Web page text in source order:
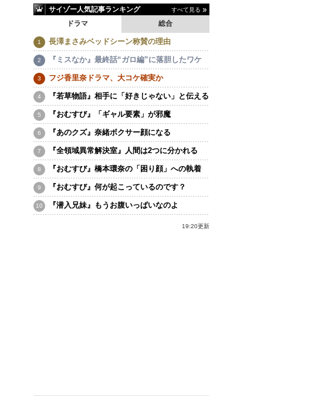
サイゾー人気記事ランキング すべて見る
ドラマ 総合
長澤まさみベッドシーン称賛の理由
『ミスなか』最終話“ガロ編”に落胆したワケ
フジ香里奈ドラマ、大コケ確実か
『若草物語』相手に「好きじゃない」と伝える
『おむすび』「ギャル要素」が邪魔
『あのクズ』奈緒ボクサー顔になる
『全領域異常解決室』人間は2つに分かれる
『おむすび』橋本環奈の「困り顔」への執着
『おむすび』何が起こっているのです？
『潜入兄妹』もうお腹いっぱいなのよ
19:20更新